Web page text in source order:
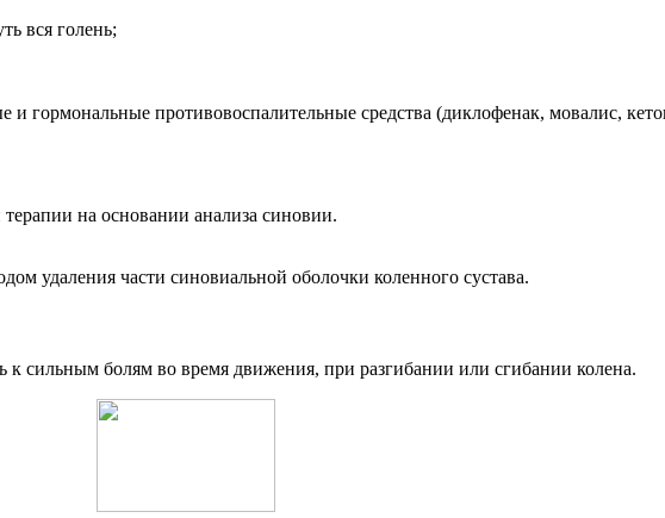
вся голень;
противовоспалительные средства (диклофенак, мовалис,
на основании анализа синовии.
удаления части синовиальной оболочки коленного сустава.
сильным болям во время движения, при разгибании или сгибании колена.